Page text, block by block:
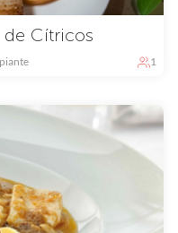
Cítricos
1